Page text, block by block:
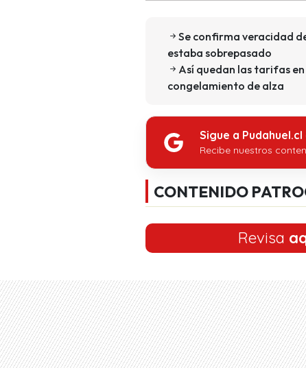
Se confirma veracidad
estaba sobrepasado
Así quedan las tarifas
congelamiento de alza
Sigue a
Recibe nuestros
CONTENIDO
Revisa